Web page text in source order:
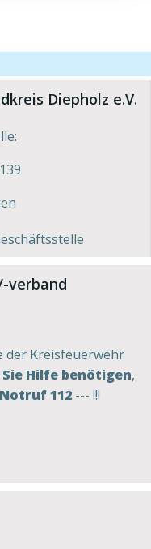
Diepholz e.V.
verband
der Kreisfeuerwehr
Hilfe benötigen,
Notruf 112 --- !!!